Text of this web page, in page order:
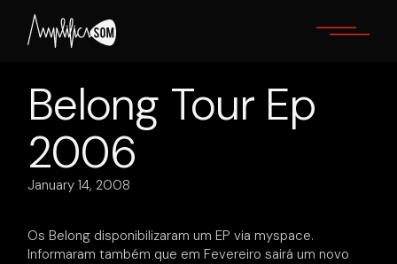
content
Belong Tour Ep
2006
January 14, 2008
Os Belong disponibilizaram um EP via myspace.
Informaram também que em Fevereiro sairá um novo